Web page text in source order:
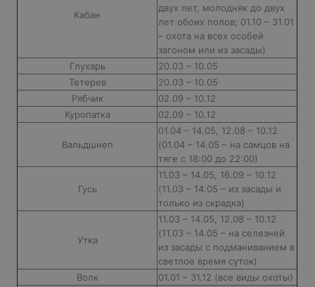
Кабан
двух лет, молодняк до двух
лет обоих полов; 01.10 – 31.01
– охота на всех особей
загоном или из засады)
Глухарь
20.03 – 10.05
Тетерев
20.03 – 10.05
Рябчик
02.09 – 10.12
Куропатка
02.09 – 10.12
Вальдшнеп
01.04 – 14.05, 12.08 – 10.12
(01.04 – 14.05 – на самцов на
тяге с 18:00 до 22:00)
Гусь
11.03 – 14.05, 16.09 – 10.12
(11.03 – 14.05 – из засады и
только из скрадка)
Утка
11.03 – 14.05, 12.08 – 10.12
(11.03 – 14.05 – на селезней
из засады с подманиванием в
светлое время суток)
Волк
01.01 – 31.12 (все виды охоты)